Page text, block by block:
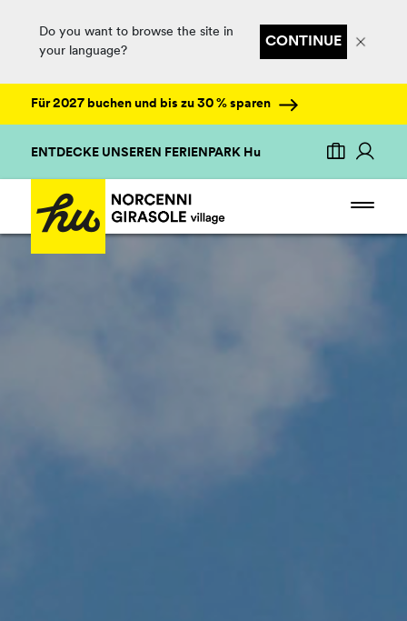
Do you want to browse the site in
your language?
CONTINUE
Für 2027 buchen und bis zu 30 % sparen
ENTDECKE UNSEREN FERIENPARK Hu